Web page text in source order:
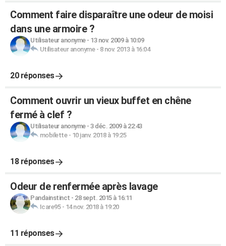
Comment faire disparaître une odeur de moisi
dans une armoire ?
Utilisateur anonyme- 13 nov. 2009 à 10:09
Utilisateur anonyme- 8 nov. 2013 à 16:04
20 réponses
Comment ouvrir un vieux buffet en chêne
fermé à clef ?
Utilisateur anonyme- 3 déc. 2009 à 22:43
mobilette- 10 janv. 2018 à 19:25
18 réponses
Odeur de renfermée après lavage
Pandainstinct - 28 sept. 2015 à 16:11
Icare95- 14 nov. 2018 à 19:20
11 réponses